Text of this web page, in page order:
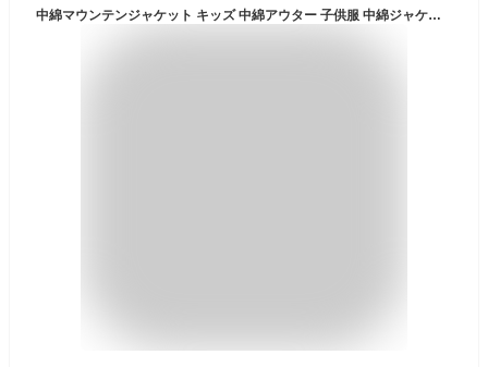
中綿マウンテンジャケット キッズ 中綿アウター 子供服 中綿ジャケット 子供服 男の子 女の子 防寒 暖かい フードあり フードなし フェイクダウンジャケット ジャンパー 無地 切替 冬物 冬服 ジュニア 韓国子供服 110cm 120cm 130cm 140cm 150cm 160cm「943-100.101」